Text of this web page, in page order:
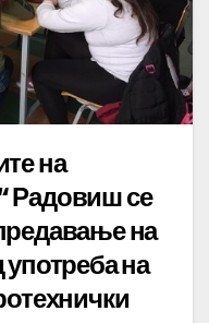
на
Радовиш се
на
на